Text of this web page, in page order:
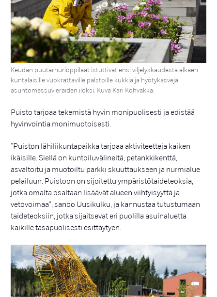
Keudan puutarhurioppilaat istuttivat ensi viljelyskaudesta alkaen
kuntalaisille vuokrattaville palstoille kukkia ja hyötykasveja
asuntomessuvieraiden iloksi. Kuva Kari Kohvakka.
Puisto tarjoaa tekemistä hyvin monipuolisesti ja edistää
hyvinvointia monimuotoisesti.
“Puiston lähiliikuntapaikka tarjoaa aktiviteetteja kaiken
ikäisille. Siellä on kuntoiluvälineitä, petankkikenttä,
asvaltoitu ja muotoiltu parkki skuuttaukseen ja nurmialue
pelailuun. Puistoon on sijoitettu ympäristötaideteoksia,
jotka omalta osaltaan lisäävät alueen viihtyisyyttä ja
vetovoimaa”, sanoo Uusikulku, ja kannustaa tutustumaan
taideteoksiin, jotka sijaitsevat eri puolilla asuinaluetta
kaikille tasapuolisesti esittäytyen.